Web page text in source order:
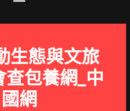
生態與文旅
查包養網_中
國網